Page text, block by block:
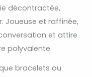
décontractée,
Joueuse et raffinée,
et attire
polyvalente.
bracelets ou